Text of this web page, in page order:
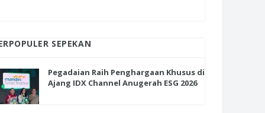
SEPEKAN
Pegadaian Raih Penghargaan Khusus di
Ajang IDX Channel Anugerah ESG 2026